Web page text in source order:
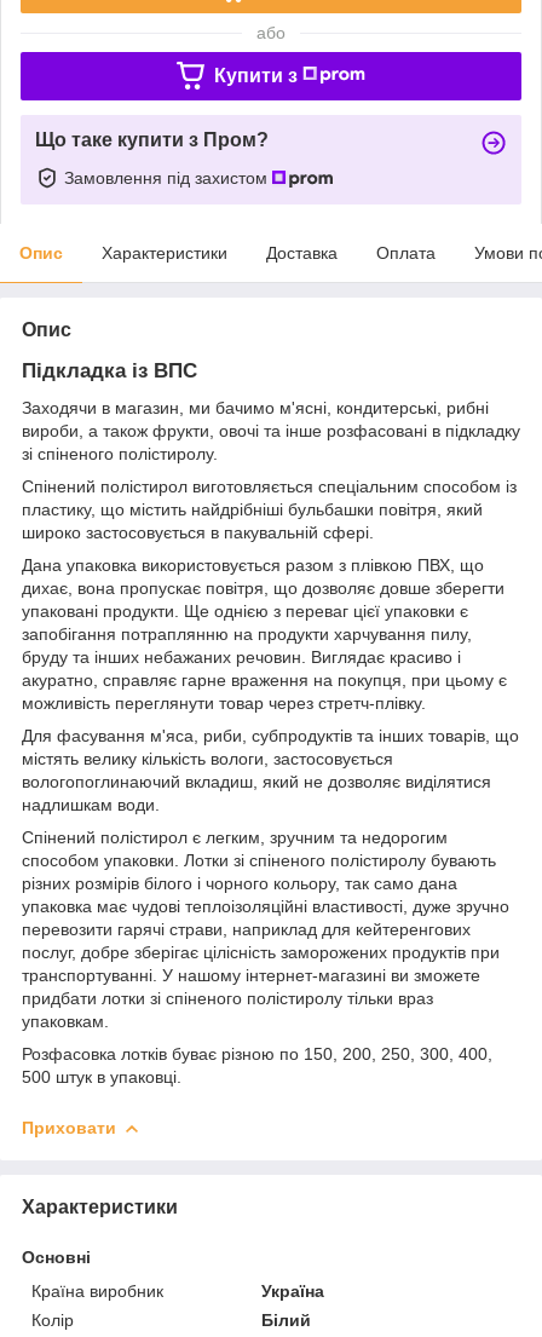
або
Купити з
Що таке купити з Пром?
Замовлення під захистом
Опис Характеристики Доставка Оплата Умови
Опис
Підкладка із ВПС
Заходячи в магазин, ми бачимо м'ясні, кондитерські, рибні
вироби, а також фрукти, овочі та інше розфасовані в підкладку
зі спіненого полістиролу.
Спінений полістирол виготовляється спеціальним способом із
пластику, що містить найдрібніші бульбашки повітря, який
широко застосовується в пакувальній сфері.
Дана упаковка використовується разом з плівкою ПВХ, що
дихає, вона пропускає повітря, що дозволяє довше зберегти
упаковані продукти. Ще однією з переваг цієї упаковки є
запобігання потраплянню на продукти харчування пилу,
бруду та інших небажаних речовин. Виглядає красиво і
акуратно, справляє гарне враження на покупця, при цьому є
можливість переглянути товар через стретч-плівку.
Для фасування м'яса, риби, субпродуктів та інших товарів, що
містять велику кількість вологи, застосовується
вологопоглинаючий вкладиш, який не дозволяє виділятися
надлишкам води.
Спінений полістирол є легким, зручним та недорогим
способом упаковки. Лотки зі спіненого полістиролу бувають
різних розмірів білого і чорного кольору, так само дана
упаковка має чудові теплоізоляційні властивості, дуже зручно
перевозити гарячі страви, наприклад для кейтеренгових
послуг, добре зберігає цілісність заморожених продуктів при
транспортуванні. У нашому інтернет-магазині ви зможете
придбати лотки зі спіненого полістиролу тільки враз
упаковкам.
Розфасовка лотків буває різною по 150, 200, 250, 300, 400,
500 штук в упаковці.
Приховати
Характеристики
Основні
Країна виробник
Україна
Колір
Білий